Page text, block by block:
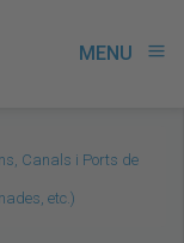
MENU menu
Canals i Ports de
etc.)